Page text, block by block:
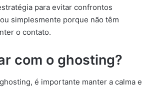
para evitar confrontos
simplesmente porque não têm
o contato.
com o ghosting?
é importante manter a calma e